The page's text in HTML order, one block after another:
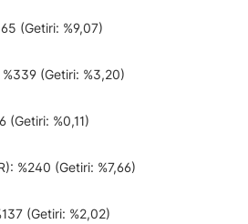
(Getiri: %9,07)
(Getiri: %3,20)
(Getiri: %0,11)
%240 (Getiri: %7,66)
(Getiri: %2,02)